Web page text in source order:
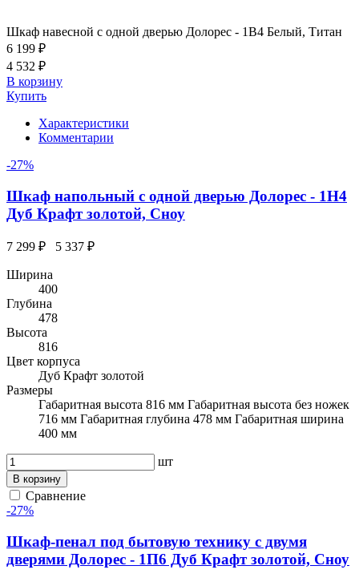
Шкаф навесной c одной дверью Долорес - 1В4 Белый, Титан
6 199 ₽
4 532 ₽
В корзину
Купить
Характеристики
Комментарии
-27%
Шкаф напольный с одной дверью Долорес - 1Н4
Дуб Крафт золотой, Сноу
7 299 ₽ 5 337 ₽
Ширина
400
Глубина
478
Высота
816
Цвет корпуса
Дуб Крафт золотой
Размеры
Габаритная высота 816 мм Габаритная высота без ножек
716 мм Габаритная глубина 478 мм Габаритная ширина
400 мм
шт
В корзину
Сравнение
-27%
Шкаф-пенал под бытовую технику с двумя
дверями Долорес - 1П6 Дуб Крафт золотой, Сноу